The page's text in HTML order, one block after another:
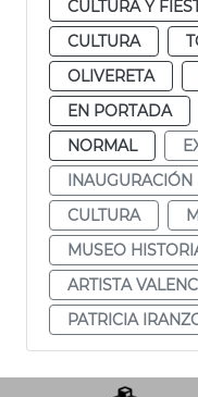
CULTURA Y
CULTURA
OLIVERETA
EN PORTADA
NORMAL
INAUGURACIÓN
CULTURA
MUSEO
ARTISTA
PATRICIA